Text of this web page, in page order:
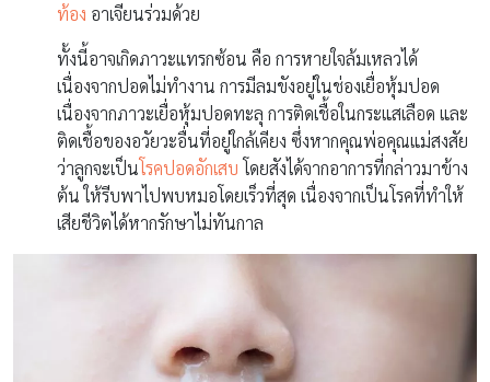
ท้อง อาเจียนร่วมด้วย
ทั้งนี้อาจเกิดภาวะแทรกซ้อน คือ การหายใจล้มเหลวได้
เนื่องจากปอดไม่ทำงาน การมีลมขังอยู่ในช่องเยื่อหุ้มปอด
เนื่องจากภาวะเยื่อหุ้มปอดทะลุ การติดเชื้อในกระแสเลือด และ
ติดเชื้อของอวัยวะอื่นที่อยู่ใกล้เคียง ซึ่งหากคุณพ่อคุณแม่สงสัย
ว่าลูกจะเป็นโรคปอดอักเสบ โดยสังได้จากอาการที่กล่าวมาข้าง
ต้น ให้รีบพาไปพบหมอโดยเร็วที่สุด เนื่องจากเป็นโรคที่ทำให้
เสียชีวิตได้หากรักษาไม่ทันกาล